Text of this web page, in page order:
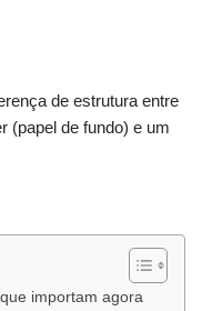
importam agora